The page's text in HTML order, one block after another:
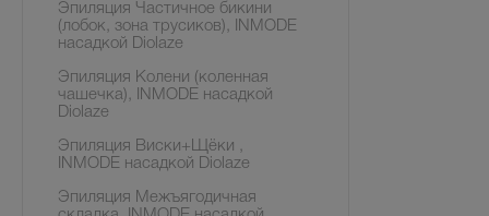
Эпиляция Частичное бикини
(лобок, зона трусиков), INMODE
насадкой Diolaze
Эпиляция Колени (коленная
чашечка), INMODE насадкой
Diolaze
Эпиляция Виски+Щёки ,
INMODE насадкой Diolaze
Эпиляция Межъягодичная